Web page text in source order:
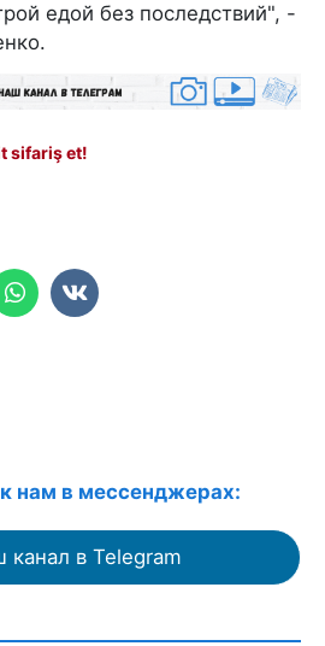
едой без последствий", -
sifariş et!
нам в мессенджерах:
канал в Telegram